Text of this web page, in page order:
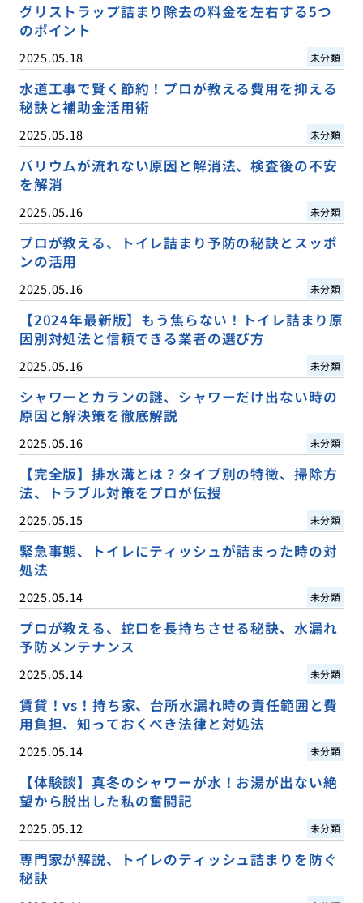
グリストラップ詰まり除去の料金を左右する5つ
のポイント
2025.05.18 未分類
水道工事で賢く節約！プロが教える費用を抑える
秘訣と補助金活用術
2025.05.18 未分類
バリウムが流れない原因と解消法、検査後の不安
を解消
2025.05.16 未分類
プロが教える、トイレ詰まり予防の秘訣とスッポ
ンの活用
2025.05.16 未分類
【2024年最新版】もう焦らない！トイレ詰まり原
因別対処法と信頼できる業者の選び方
2025.05.16 未分類
シャワーとカランの謎、シャワーだけ出ない時の
原因と解決策を徹底解説
2025.05.16 未分類
【完全版】排水溝とは？タイプ別の特徴、掃除方
法、トラブル対策をプロが伝授
2025.05.15 未分類
緊急事態、トイレにティッシュが詰まった時の対
処法
2025.05.14 未分類
プロが教える、蛇口を長持ちさせる秘訣、水漏れ
予防メンテナンス
2025.05.14 未分類
賃貸！vs！持ち家、台所水漏れ時の責任範囲と費
用負担、知っておくべき法律と対処法
2025.05.14 未分類
【体験談】真冬のシャワーが水！お湯が出ない絶
望から脱出した私の奮闘記
2025.05.12 未分類
専門家が解説、トイレのティッシュ詰まりを防ぐ
秘訣